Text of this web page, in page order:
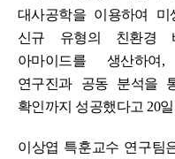
대사공학을 이용하여
신규 유형의 친환경
아마이드를 생산하여
연구진과 공동 분석을
확인까지 성공했다고 20
이상엽 특훈교수 연구팀